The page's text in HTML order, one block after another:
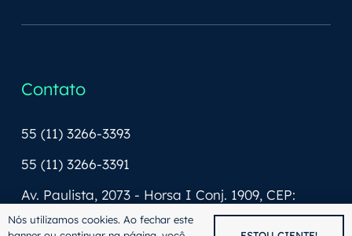
Contato
55 (11) 3266-3393
55 (11) 3266-3391
Av. Paulista, 2073 - Horsa I Conj. 1909, CEP:
01311-940
Nós utilizamos cookies. Ao fechar este